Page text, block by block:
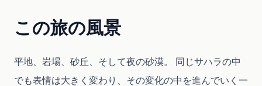
この旅の風景
平地、岩場、砂丘、そして夜の砂漠。 同じサハラの中
でも表情は大きく変わり、その変化の中を進んでいく一